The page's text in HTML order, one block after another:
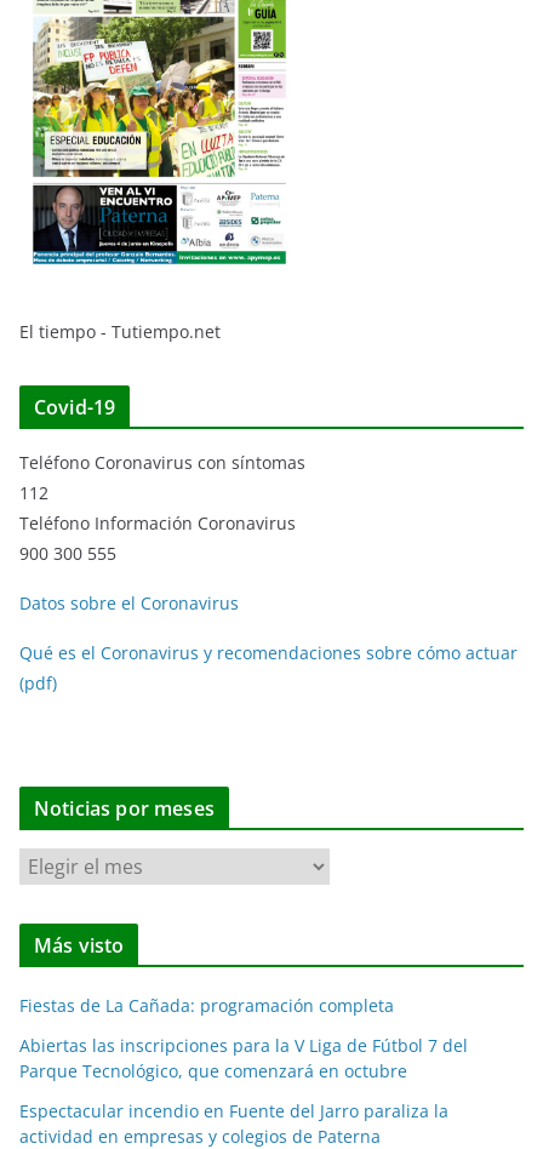
El tiempo - Tutiempo.net
Covid-19
Teléfono Coronavirus con síntomas
112
Teléfono Información Coronavirus
900 300 555
Datos sobre el Coronavirus
Qué es el Coronavirus y recomendaciones sobre cómo actuar
(pdf)
Noticias por meses
N
o
t
i
a
s
p
o
Más visto
Fiestas de La Cañada: programación completa
Abiertas las inscripciones para la V Liga de Fútbol 7 del
Parque Tecnológico, que comenzará en octubre
Espectacular incendio en Fuente del Jarro paraliza la
actividad en empresas y colegios de Paterna